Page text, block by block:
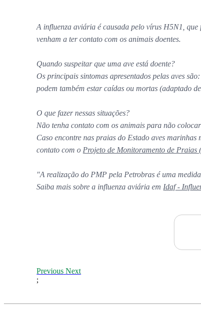
A influenza aviária é causada pelo vírus H5N1, que
venham a ter contato com os animais doentes.
Quando suspeitar que uma ave está doente?
Os principais sintomas apresentados pelas aves
podem também estar caídas ou mortas (adaptado
O que fazer nessas situações?
Não tenha contato com os animais para não
Caso encontre nas praias do Estado aves
contato com o Projeto de Monitoramento de Praias
"A realização do PMP pela Petrobras é uma
Saiba mais sobre a influenza aviária em Idaf -
Previous Next
;